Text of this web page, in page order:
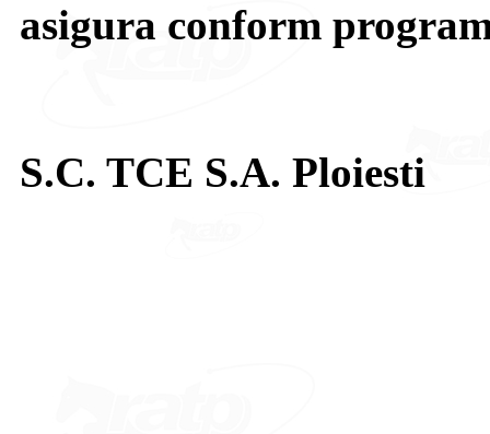
asigura conform
S.C. TCE S.A. Ploiesti